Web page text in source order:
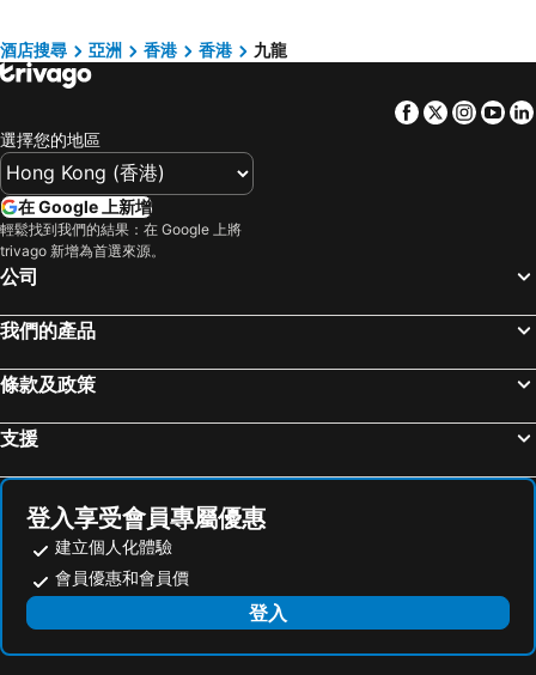
仕德福酒店
富薈馬頭圍酒店
Hotel COZi Oasis
Hotel Ease Access Tsuen Wan
富豪東方酒店 (香港)
旭逸酒店‧旺角
富薈炮台山酒店
長洲華威酒店
Mini Central
香港華大盛品酒店 (貝斯特韋斯特成員酒店)
Harbour Grand Hong Kong
Hyatt Regency Hong Kong, Sha Tin
華麗酒店尖沙咀 (貝斯特韋斯特成員酒店)
Hotel 108 Hong Kong
O酒店
亮亮花園酒店
香港國際機場
南山區
東涌
Wan Chai Metro Station
深水埗區
香港迪士尼樂園
羅湖口岸
東門步行街
越秀區
中環
羅湖口岸
Tsing Yi Metro Station
天河區
九龍城
番禺區
朗豪坊
Causeway Bay Metro Station
荔灣區
世界之窗
酒店搜尋 亞洲 香港 香港 九龍
Facebook
Twitter
選擇您的地區
在 Google 上新增
輕鬆找到我們的結果：在 Google 上將
trivago 新增為首選來源。
公司
我們的產品
條款及政策
支援
登入享受會員專屬優惠
建立個人化體驗
會員優惠和會員價
登入